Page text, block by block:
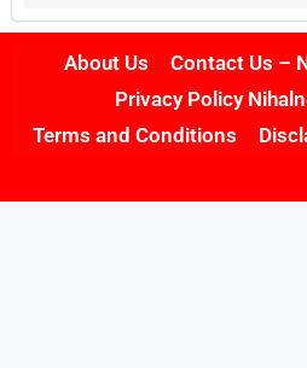
About Us
Contact Us –
Privacy Policy
Terms and Conditions